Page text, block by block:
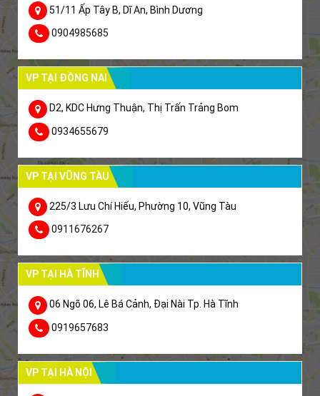
51/11 Ấp Tây B, Dĩ An, Bình Dương
0904985685
VP TẠI ĐỒNG NAI
D2, KDC Hưng Thuận, Thị Trấn Trảng Bom
0934655679
VP TẠI VŨNG TÀU
225/3 Lưu Chí Hiếu, Phường 10, Vũng Tàu
0911676267
VP TẠI HÀ TĨNH
06 Ngõ 06, Lê Bá Cảnh, Đại Nài Tp. Hà Tĩnh
0919657683
VP TẠI HÀ NỘI